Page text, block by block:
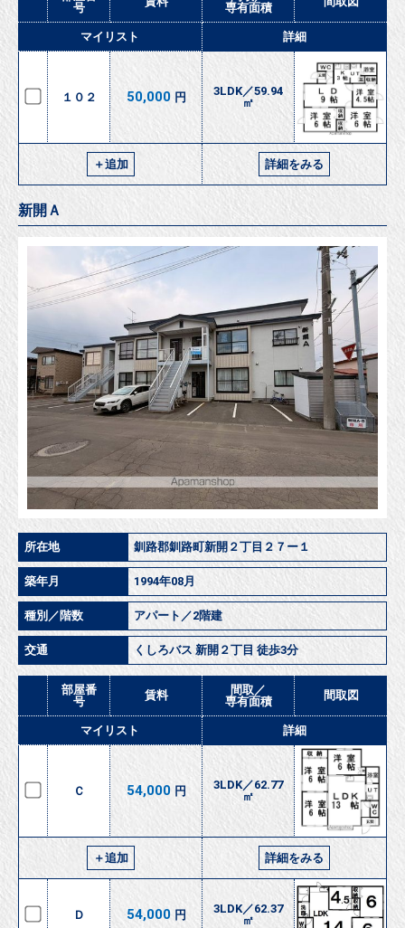
号
専有面積
マイリスト 詳細
１０２ 50,000 円
3LDK／59.94
㎡
＋追加 詳細をみる
新開Ａ
所在地 釧路郡釧路町新開２丁目２７ー１
築年月 1994年08月
種別／階数 アパート／2階建
交通 くしろバス 新開２丁目 徒歩3分
部屋番
号
賃料
間取／
専有面積
間取図
マイリスト 詳細
Ｃ 54,000 円
3LDK／62.77
㎡
＋追加 詳細をみる
Ｄ 54,000 円
3LDK／62.37
㎡